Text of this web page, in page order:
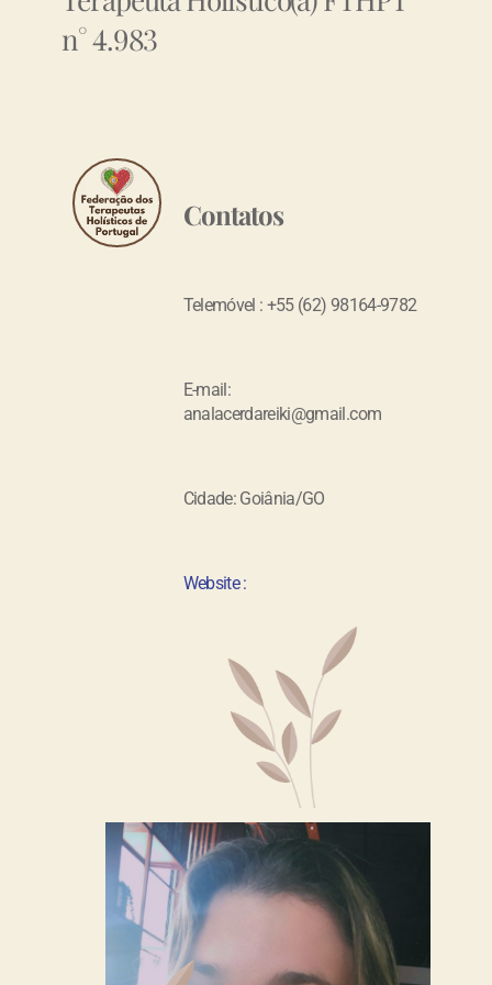
n° 4.983
Contatos
Telemóvel : +55 (62) 98164-9782
E-mail:
analacerdareiki@gmail.com
Cidade: Goiânia/GO
Website :